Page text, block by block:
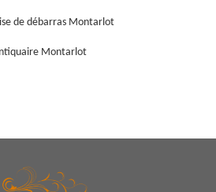
de débarras Montarlot
Montarlot